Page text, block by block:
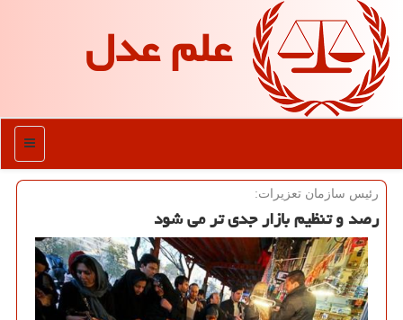
علم عدل
منو
رئیس سازمان تعزیرات:
رصد و تنظیم بازار جدی تر می شود